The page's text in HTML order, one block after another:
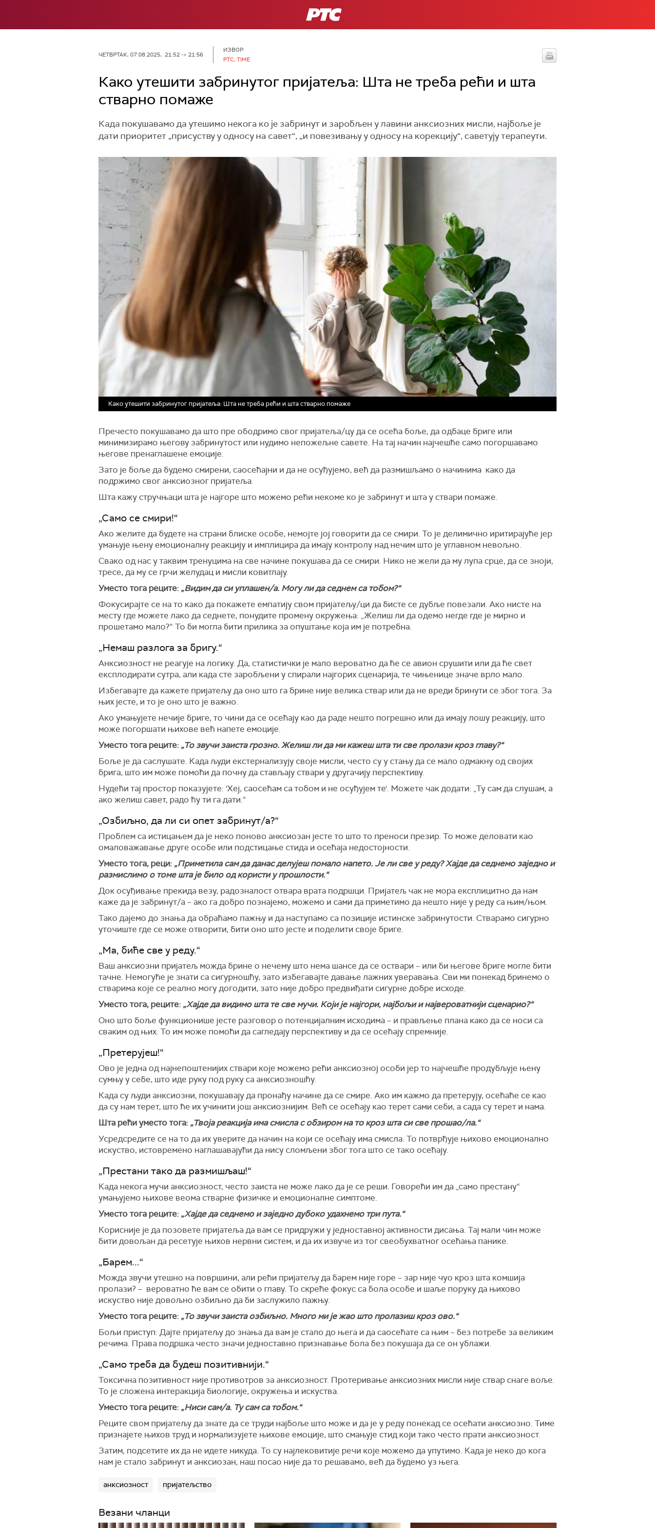
РТС
ЧЕТВРТАК, 07.08.2025, 21:52 -> 21:56
ИЗВОР:
РТС, TIME
Како утешити забринутог пријатеља: Шта не треба рећи и шта
стварно помаже
Када покушавамо да утешимо некога ко је забринут и заробљен у лавини анксиозних мисли, најбоље је
дати приоритет „присуству у односу на савет“, „и повезивању у односу на корекцију“, саветују терапеути.
Како утешити забринутог пријатеља: Шта не треба рећи и шта стварно помаже
Пречесто покушавамо да што пре ободримо свог пријатеља/цу да се осећа боље, да одбаце бриге или
минимизирамо његову забринутост или нудимо непожељне савете. На тај начин најчешће само погоршавамо
његове пренаглашене емоције.
Зато је боље да будемо смирени, саосећајни и да не осуђујемо, већ да размишљамо о начинима како да
подржимо свог анксиозног пријатеља.
Шта кажу стручњаци шта је најгоре што можемо рећи некоме ко је забринут и шта у ствари помаже.
„Само се смири!“
Ако желите да будете на страни блиске особе, немојте јој говорити да се смири. То је делимично иритирајуће јер
умањује њену емоционалну реакцију и имплицира да имају контролу над нечим што је углавном невољно.
Свако од нас у таквим тренуцима на све начине покушава да се смири. Нико не жели да му лупа срце, да се зноји,
тресе, да му се грчи желудац и мисли ковитлају.
Уместо тога реците: „Видим да си уплашен/а. Могу ли да седнем са тобом?“
Фокусирајте се на то како да покажете емпатију свом пријатељу/ци да бисте се дубље повезали. Ако нисте на
месту где можете лако да седнете, понудите промену окружења: „Желиш ли да одемо негде где је мирно и
прошетамо мало?“ То би могла бити прилика за опуштање која им је потребна.
„Немаш разлога за бригу.“
Анксиозност не реагује на логику. Да, статистички је мало вероватно да ће се авион срушити или да ће свет
експлодирати сутра, али када сте заробљени у спирали најгорих сценарија, те чињенице значе врло мало.
Избегавајте да кажете пријатељу да оно што га брине није велика ствар или да не вреди бринути се због тога. За
њих јесте, и то је оно што је важно.
Ако умањујете нечије бриге, то чини да се осећају као да раде нешто погрешно или да имају лошу реакцију, што
може погоршати њихове већ напете емоције.
Уместо тога реците: „То звучи заиста грозно. Желиш ли да ми кажеш шта ти све пролази кроз главу?“
Боље је да саслушате. Када људи екстернализују своје мисли, често су у стању да се мало одмакну од својих
брига, што им може помоћи да почну да стављају ствари у другачију перспективу.
Нудећи тај простор показујете: 'Хеј, саосећам са тобом и не осуђујем те'. Можете чак додати: „Ту сам да слушам, а
ако желиш савет, радо ћу ти га дати.“
„Озбиљно, да ли си опет забринут/а?“
Проблем са истицањем да је неко поново анксиозан јесте то што то преноси презир. То може деловати као
омаловажавање друге особе или подстицање стида и осећаја недостојности.
Уместо тога, реци: „Приметила сам да данас делујеш помало напето. Је ли све у реду? Хајде да седнемо заједно и
размислимо о томе шта је било од користи у прошлости.“
Док осуђивање прекида везу, радозналост отвара врата подршци. Пријатељ чак не мора експлицитно да нам
каже да је забринут/а – ако га добро познајемо, можемо и сами да приметимо да нешто није у реду са њим/њом.
Тако дајемо до знања да обраћамо пажњу и да наступамо са позиције истинске забринутости. Стварамо сигурно
уточиште где се може отворити, бити оно што јесте и поделити своје бриге.
„Ма, биће све у реду.“
Ваш анксиозни пријатељ можда брине о нечему што нема шансе да се оствари – или би његове бриге могле бити
тачне. Немогуће је знати са сигурношћу, зато избегавајте давање лажних уверавања. Сви ми понекад бринемо о
стварима које се реално могу догодити, зато није добро предвиђати сигурне добре исходе.
Уместо тога, реците: „Хајде да видимо шта те све мучи. Који је најгори, најбољи и највероватнији сценарио?“
Оно што боље функционише јесте разговор о потенцијалним исходима – и прављење плана како да се носи са
сваким од њих. То им може помоћи да сагледају перспективу и да се осећају спремније.
„Претерујеш!“
Ово је једна од најнепоштенијих ствари које можемо рећи анксиозној особи јер то најчешће продубљује њену
сумњу у себе, што иде руку под руку са анксиозношћу.
Када су људи анксиозни, покушавају да пронађу начине да се смире. Ако им кажмо да претерују, осећаће се као
да су нам терет, што ће их учинити још анксиознијим. Већ се осећају као терет сами себи, а сада су терет и нама.
Шта рећи уместо тога: „Твоја реакција има смисла с обзиром на то кроз шта си све прошао/ла.“
Усредсредите се на то да их уверите да начин на који се осећају има смисла. То потврђује њихово емоционално
искуство, истовремено наглашавајући да нису сломљени због тога што се тако осећају.
„Престани тако да размишљаш!“
Када некога мучи анксиозност, често заиста не може лако да је се реши. Говорећи им да „само престану“
умањујемо њихове веома стварне физичке и емоционалне симптоме.
Уместо тога реците: „Хајде да седнемо и заједно дубоко удахнемо три пута.“
Корисније је да позовете пријатеља да вам се придружи у једноставној активности дисања. Тај мали чин може
бити довољан да ресетује њихов нервни систем, и да их извуче из тог свеобухватног осећања панике.
„Барем...“
Можда звучи утешно на површини, али рећи пријатељу да барем није горе – зар није чуо кроз шта комшија
пролази? – вероватно ће вам се обити о главу. То скреће фокус са бола особе и шаље поруку да њихово
искуство није довољно озбиљно да би заслужило пажњу.
Уместо тога реците: „То звучи заиста озбиљно. Много ми је жао што пролазиш кроз ово.“
Бољи приступ: Дајте пријатељу до знања да вам је стало до њега и да саосећате са њим – без потребе за великим
речима. Права подршка често значи једноставно признавање бола без покушаја да се он ублажи.
„Само треба да будеш позитивнији.“
Токсична позитивност није противотров за анксиозност. Протеривање анксиозних мисли није ствар снаге воље.
То је сложена интеракција биологије, окружења и искуства.
Уместо тога реците: „Ниси сам/а. Ту сам са тобом.“
Реците свом пријатељу да знате да се труди најбоље што може и да је у реду понекад се осећати анксиозно. Тиме
признајете њихов труд и нормализујете њихове емоције, што смањује стид који тако често прати анксиозност.
Затим, подсетите их да не идете никуда. То су најлековитије речи које можемо да упутимо. Када је неко до кога
нам је стало забринут и анксиозан, наш посао није да то решавамо, већ да будемо уз њега.
анксиозност пријатељство
Везани чланци